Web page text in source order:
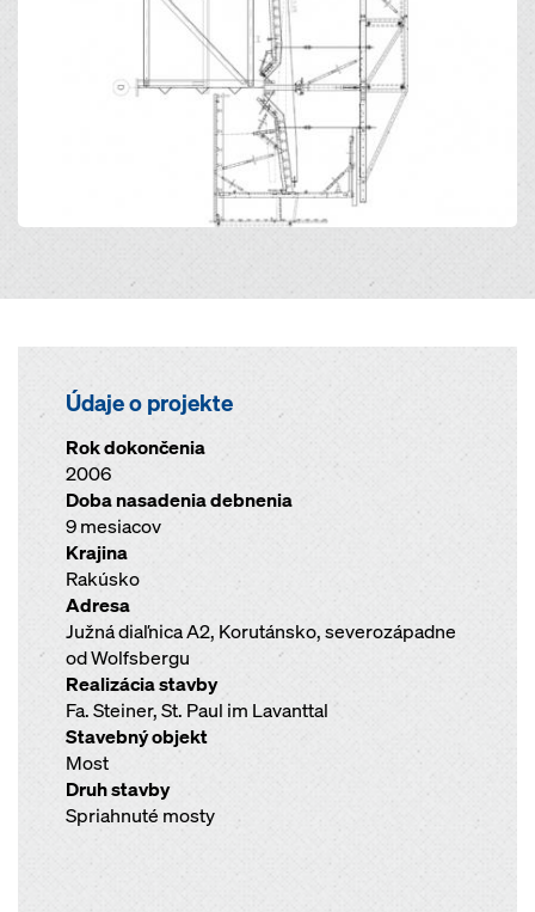
Údaje o projekte
Rok dokončenia
2006
Doba nasadenia debnenia
9 mesiacov
Krajina
Rakúsko
Adresa
Južná diaľnica A2, Korutánsko, severozápadne
od Wolfsbergu
Realizácia stavby
Fa. Steiner, St. Paul im Lavanttal
Stavebný objekt
Most
Druh stavby
Spriahnuté mosty